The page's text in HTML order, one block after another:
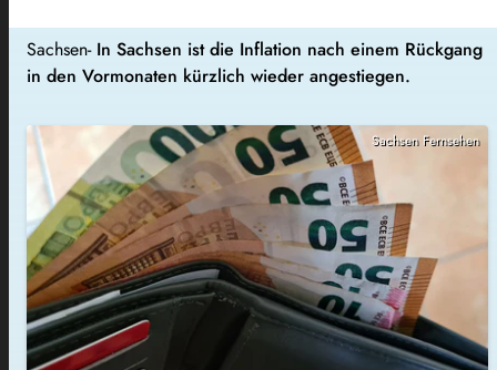
Sachsen- In Sachsen ist die Inflation nach einem Rückgang
in den Vormonaten kürzlich wieder angestiegen.
Sachsen Fernsehen